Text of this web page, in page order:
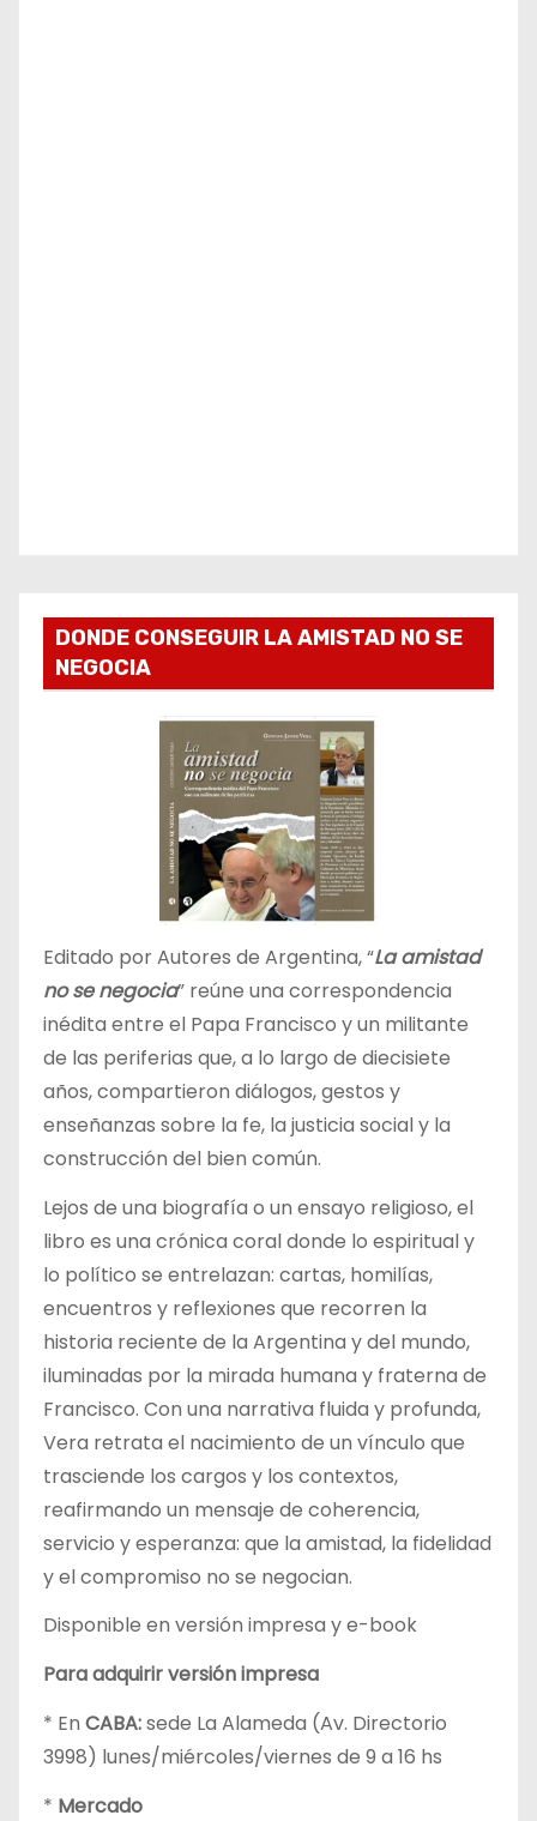
DONDE CONSEGUIR LA AMISTAD NO SE
NEGOCIA
Editado por Autores de Argentina, “La amistad
no se negocia” reúne una correspondencia
inédita entre el Papa Francisco y un militante
de las periferias que, a lo largo de diecisiete
años, compartieron diálogos, gestos y
enseñanzas sobre la fe, la justicia social y la
construcción del bien común.
Lejos de una biografía o un ensayo religioso, el
libro es una crónica coral donde lo espiritual y
lo político se entrelazan: cartas, homilías,
encuentros y reflexiones que recorren la
historia reciente de la Argentina y del mundo,
iluminadas por la mirada humana y fraterna de
Francisco. Con una narrativa fluida y profunda,
Vera retrata el nacimiento de un vínculo que
trasciende los cargos y los contextos,
reafirmando un mensaje de coherencia,
servicio y esperanza: que la amistad, la fidelidad
y el compromiso no se negocian.
Disponible en versión impresa y e-book
Para adquirir versión impresa
* En CABA:sede La Alameda (Av. Directorio
3998) lunes/miércoles/viernes de 9 a 16 hs
* Mercado